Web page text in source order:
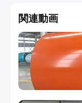
関連動画